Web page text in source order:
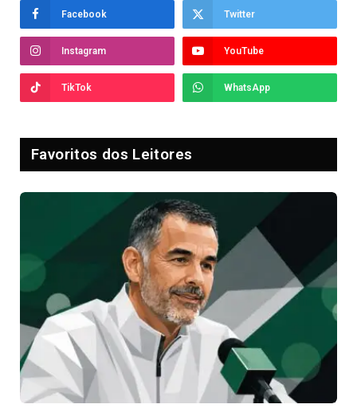
Facebook Twitter
Instagram YouTube
TikTok WhatsApp
Favoritos dos Leitores